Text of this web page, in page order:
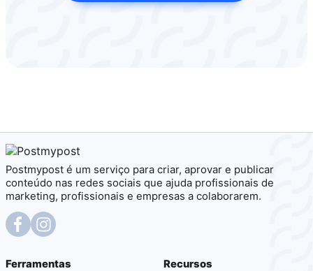
Postmypost é um serviço para criar, aprovar e publicar
conteúdo nas redes sociais que ajuda profissionais de
marketing, profissionais e empresas a colaborarem.
Ferramentas
Recursos